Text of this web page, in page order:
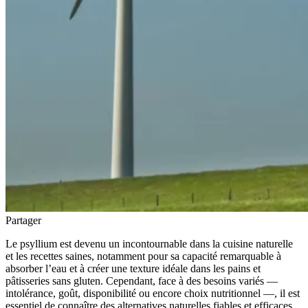
Partager
Le psyllium est devenu un incontournable dans la cuisine naturelle
et les recettes saines, notamment pour sa capacité remarquable à
absorber l’eau et à créer une texture idéale dans les pains et
pâtisseries sans gluten. Cependant, face à des besoins variés —
intolérance, goût, disponibilité ou encore choix nutritionnel —, il est
essentiel de connaître des alternatives naturelles fiables et efficaces.